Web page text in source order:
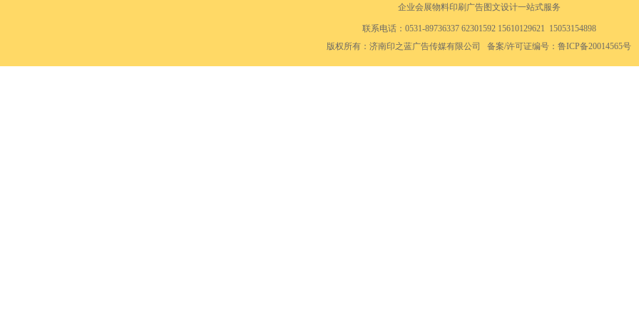
企业会展物料印刷 广告图文设计一站式服务
联系电话：0531-89736337 6230159215610129621 15053154898
版权所有：济南印之蓝广告传媒有限公司 备案/许可证编号： 鲁ICP备20014565号